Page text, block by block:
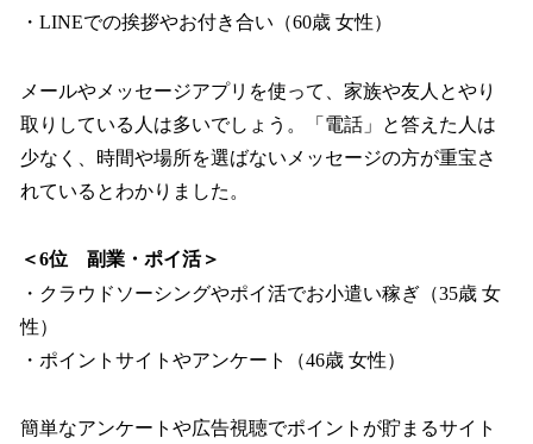
・LINEでの挨拶やお付き合い（60歳 女性）
メールやメッセージアプリを使って、家族や友人とやり
取りしている人は多いでしょう。「電話」と答えた人は
少なく、時間や場所を選ばないメッセージの方が重宝さ
れているとわかりました。
＜6位 副業・ポイ活＞
・クラウドソーシングやポイ活でお小遣い稼ぎ（35歳 女
性）
・ポイントサイトやアンケート（46歳 女性）
簡単なアンケートや広告視聴でポイントが貯まるサイト